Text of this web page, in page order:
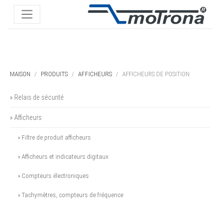
MAISON PRODUITS AFFICHEURS AFFICHEURS DE POSITION
» Relais de sécurité
» Afficheurs
» Filtre de produit afficheurs
» Afficheurs et indicateurs digitaux
» Compteurs électroniques
» Tachymètres, compteurs de fréquence